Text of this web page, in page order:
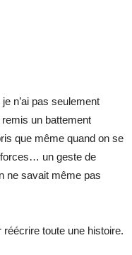
n’ai pas seulement
remis un battement
que même quand on se
un geste de
ne savait même pas
toute une histoire.